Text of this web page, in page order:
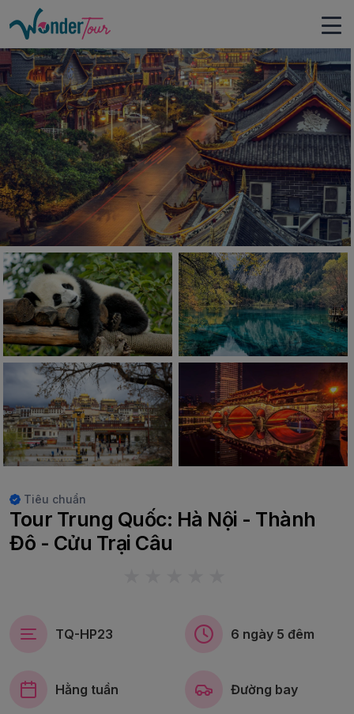
Tiêu chuẩn
Tour Trung Quốc: Hà Nội - Thành
Đô - Cửu Trại Câu
TQ-HP23 6 ngày 5 đêm
Hằng tuần Đường bay